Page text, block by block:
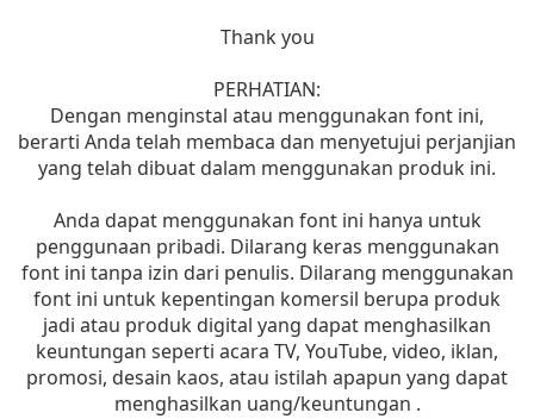
Thank you
PERHATIAN:
Dengan menginstal atau menggunakan font ini,
berarti Anda telah membaca dan menyetujui perjanjian
yang telah dibuat dalam menggunakan produk ini.
Anda dapat menggunakan font ini hanya untuk
penggunaan pribadi. Dilarang keras menggunakan
font ini tanpa izin dari penulis. Dilarang menggunakan
font ini untuk kepentingan komersil berupa produk
jadi atau produk digital yang dapat menghasilkan
keuntungan seperti acara TV, YouTube, video, iklan,
promosi, desain kaos, atau istilah apapun yang dapat
menghasilkan uang/keuntungan .